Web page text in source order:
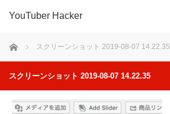
YouTuber Hacker
ホーム スクリーンショット 2019-08-07 14.22.35
スクリーンショット 2019-08-07 14.22.35